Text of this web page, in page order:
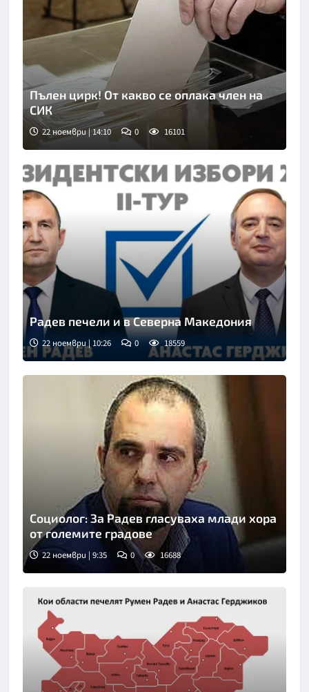
Пълен цирк! От какво се оплака член на
СИК
22 ноември | 14:10 0 16101
Радев печели и в Северна Македония
22 ноември | 10:26 0 18559
Социолог: За Радев гласуваха млади хора
от големите градове
22 ноември | 9:35 0 16688